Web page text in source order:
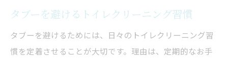
タブーを避けるトイレクリーニング習慣
タブーを避けるためには、日々のトイレクリーニング習
慣を定着させることが大切です。理由は、定期的なお手